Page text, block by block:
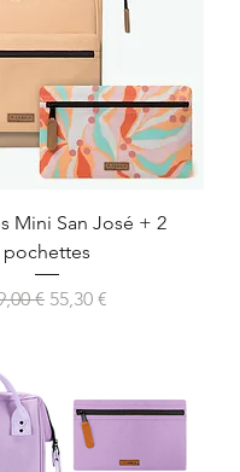
Mini San José + 2
pochettes
original
€ Prix promotionnel
55,30 €